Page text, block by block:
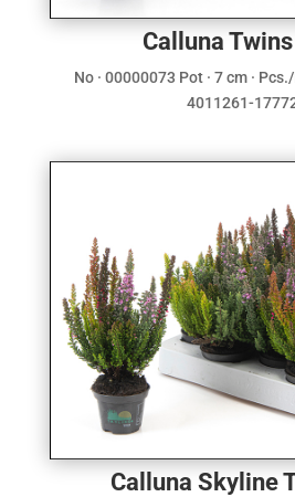
Calluna
No · 00000073 Pot · 7 cm ·
4011261-
Calluna Skyline